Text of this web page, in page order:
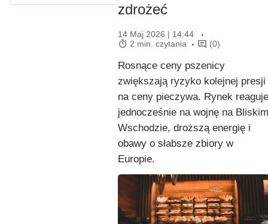
zdrożeć
14 Maj 2026 | 14:44
2 min. czytania
(0)
Rosnące ceny pszenicy
zwiększają ryzyko kolejnej presji
na ceny pieczywa. Rynek reaguje
jednocześnie na wojnę na Bliskim
Wschodzie, droższą energię i
obawy o słabsze zbiory w
Europie.